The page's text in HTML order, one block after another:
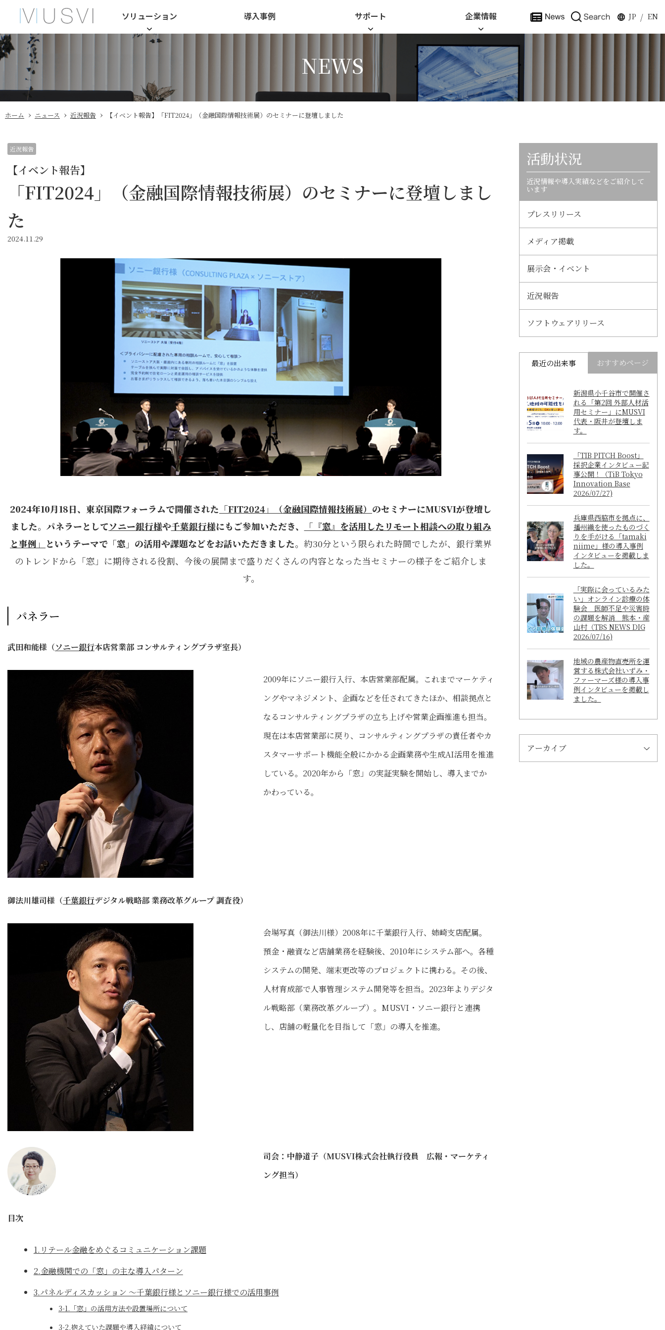
ソリューション 導入事例 サポート 企業情報 JP / EN
NEWS
ホーム › ニュース › 近況報告 › 【イベント報告】 「FIT2024」（金融国際情報技術展）のセミナーに登壇しました
近況報告
【イベント報告】
「FIT2024」（金融国際情報技術展）のセミナーに登壇しまし
た
2024.11.29
2024年10月18日、東京国際フォーラムで開催された 「FIT2024」（金融国際情報技術展） のセミナーにMUSVIが登壇し
ました。パネラーとしてソニー銀行様や千葉銀行様にもご参加いただき、
「『窓』を活用したリモート相談への取り組み
と事例」 というテーマで「窓」の活用や課題などをお話いただきました。 約30分という限られた時間でしたが、銀行業界
のトレンドから「窓」に期待される役割、今後の展開まで盛りだくさんの内容となった当セミナーの様子をご紹介しま
す。
パネラー
武田和能様（ソニー銀行本店営業部 コンサルティングプラザ室長）
2009年にソニー銀行入行、本店営業部配属。これまでマーケティ
ングやマネジメント、企画などを任されてきたほか、相談拠点と
なるコンサルティングプラザの立ち上げや営業企画推進も担当。
現在は本店営業部に戻り、コンサルティングプラザの責任者やカ
スタマーサポート機能全般にかかる企画業務や生成AI活用を推進
している。2020年から「窓」の実証実験を開始し、導入までか
かわっている。
御法川雄司様（千葉銀行デジタル戦略部 業務改革グループ 調査役）
会場写真（御法川様）2008年に千葉銀行入行、姉崎支店配属。
預金・融資など店舗業務を経験後、2010年にシステム部へ。各種
システムの開発、端末更改等のプロジェクトに携わる。その後、
人材育成部で人事管理システム開発等を担当。2023年よりデジタ
ル戦略部（業務改革グループ）。MUSVI・ソニー銀行と連携
し、店舗の軽量化を目指して「窓」の導入を推進。
司会：中静道子（MUSVI株式会社執行役員 広報・マーケティ
ング担当）
目次
1.リテール金融をめぐるコミュニケーション課題
2.金融機関での「窓」の主な導入パターン
3.パネルディスカッション ～千葉銀行様とソニー銀行様での活用事例
3-1.「窓」の活用方法や設置場所について
3-2.抱えていた課題や導入経緯について
活動状況
近況情報や導入実績などをご紹介して
います
プレスリリース
メディア掲載
展示会・イベント
近況報告
ソフトウェアリリース
最近の出来事 おすすめページ
新潟県小千谷市で開催さ
れる「第2回 外部人材活
用セミナー」にMUSVI
代表・阪井が登壇しま
す。
「TIB PITCH Boost」
採択企業インタビュー記
事公開！（TiB Tokyo
Innovation Base
2026/07/27)
兵庫県西脇市を拠点に、
播州織を使ったものづく
りを手がける「tamaki
niime」様の導入事例
インタビューを掲載しま
した。
「実際に会っているみた
い」オンライン診療の体
験会 医師不足や災害時
の課題を解消 熊本・産
山村（TBS NEWS DIG
2026/07/16)
地域の農産物直売所を運
営する株式会社いずみ・
ファーマーズ様の導入事
例インタビューを掲載し
ました。
アーカイブ